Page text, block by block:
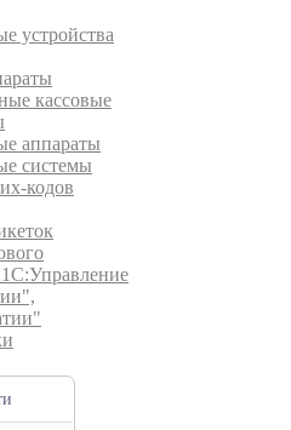
устройства
кассовые
аппараты
системы
кодов